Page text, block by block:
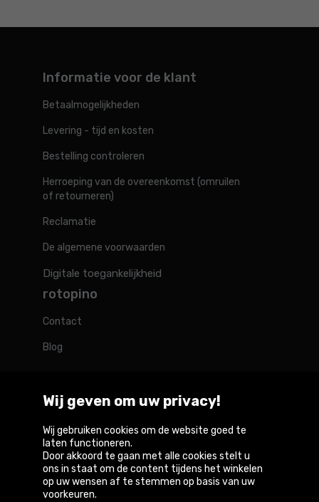
Informatie voor de klant
Betaalmogelijkheden
Levering - tijd en kosten
Bestelling controleren
Herroeping van de overeenkomst (omruilen
of retourneren)
Reclamatie
De algemene voorwaarden
Digitale toegankelijkheid
rotopino
Contact
Blog
Rotopino in de wereld
Belgique België Deutschland France Österreich
Wij geven om uw privacy!
Wij gebruiken cookies om de website goed te
laten functioneren.
Door akkoord te gaan met alle cookies stelt u
ons in staat om de content tijdens het winkelen
op uw wensen af te stemmen op basis van uw
voorkeuren.